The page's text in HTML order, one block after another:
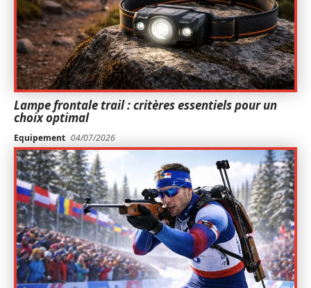
Lampe frontale trail : critères essentiels pour un
choix optimal
Equipement 04/07/2026